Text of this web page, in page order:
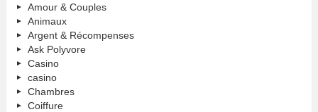
Amour & Couples
Animaux
Argent & Récompenses
Ask Polyvore
Casino
casino
Chambres
Coiffure